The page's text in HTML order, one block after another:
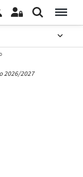
2026/2027